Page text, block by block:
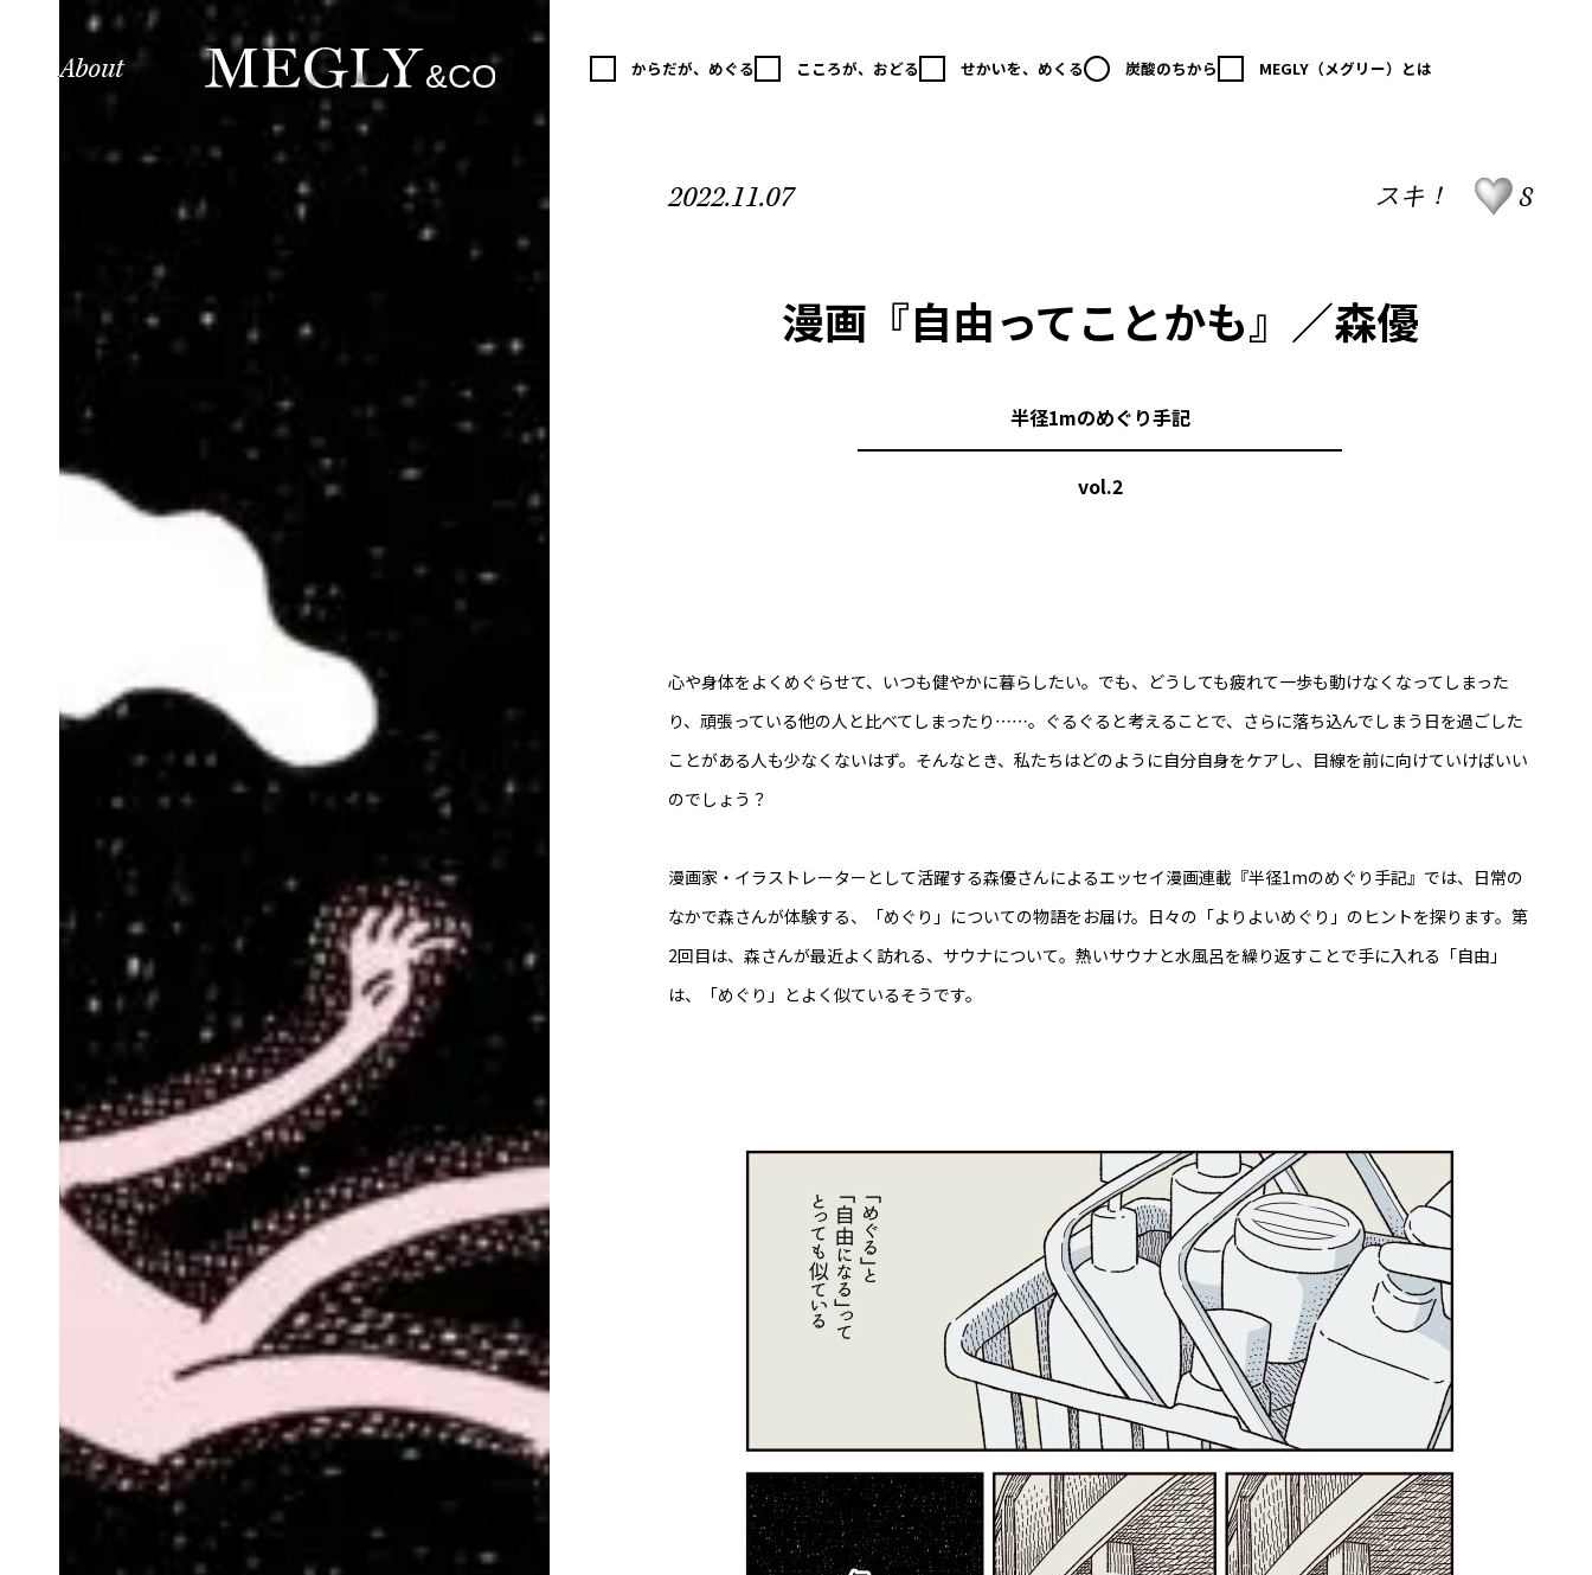
About からだが、めぐる こころが、おどる せかいを、めくる 炭酸のちから MEGLY（メグリー）とは
2022.11.07 スキ！ 8
漫画『自由ってことかも』／森優
半径1mのめぐり手記
vol.2
心や身体をよくめぐらせて、いつも健やかに暮らしたい。でも、どうしても疲れて一歩も動けなくなってしまった
り、頑張っている他の人と比べてしまったり……。ぐるぐると考えることで、さらに落ち込んでしまう日を過ごした
ことがある人も少なくないはず。そんなとき、私たちはどのように自分自身をケアし、目線を前に向けていけばいい
のでしょう？
漫画家・イラストレーターとして活躍する森優さんによるエッセイ漫画連載『半径1mのめぐり手記』では、日常の
なかで森さんが体験する、「めぐり」についての物語をお届け。日々の「よりよいめぐり」のヒントを探ります。第
2回目は、森さんが最近よく訪れる、サウナについて。熱いサウナと水風呂を繰り返すことで手に入れる「自由」
は、「めぐり」とよく似ているそうです。